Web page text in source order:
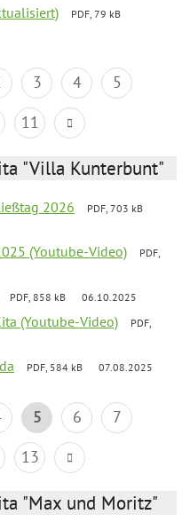
PDF, 79 kB
3 4
5
11
"Villa Kunterbunt"
2026
PDF, 703 kB
(Youtube-Video)
PDF,
PDF, 858 kB 06.10.2025
(Youtube-Video)
PDF,
PDF, 584 kB 07.08.2025
5 6
7
13
"Max und Moritz"